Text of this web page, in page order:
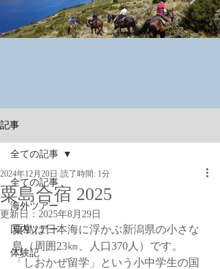
記事
全ての記事
海外ツアー
国内ツアー
体験記
全ての記事
粟島合宿 2025
2024年12月20日 読了時間: 1分
更新日： 2025年8月29日
粟島は日本海に浮かぶ新潟県の小さな
島（周囲23㎞、人口370人）です。
「しおかぜ留学」という小中学生の国